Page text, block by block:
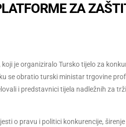
ZA
je organiziralo Tursko tijelo za
se obratio turski ministar trgovine
i predstavnici tijela nadležnih za
o pravu i politici konkurencije,